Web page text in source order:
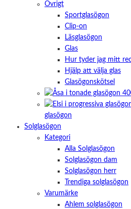
Övrigt
Sportglasögon
Clip-on
Läsglasögon
Glas
Hur tyder jag mitt
Hjälp att välja glas
Glasögonskötsel
glasögon
Solglasögon
Kategori
Alla Solglasögon
Solglasögon dam
Solglasögon herr
Trendiga solglasögon
Varumärke
Ahlem solglasögon